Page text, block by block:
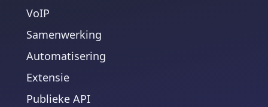
VoIP
Samenwerking
Automatisering
Extensie
Publieke API